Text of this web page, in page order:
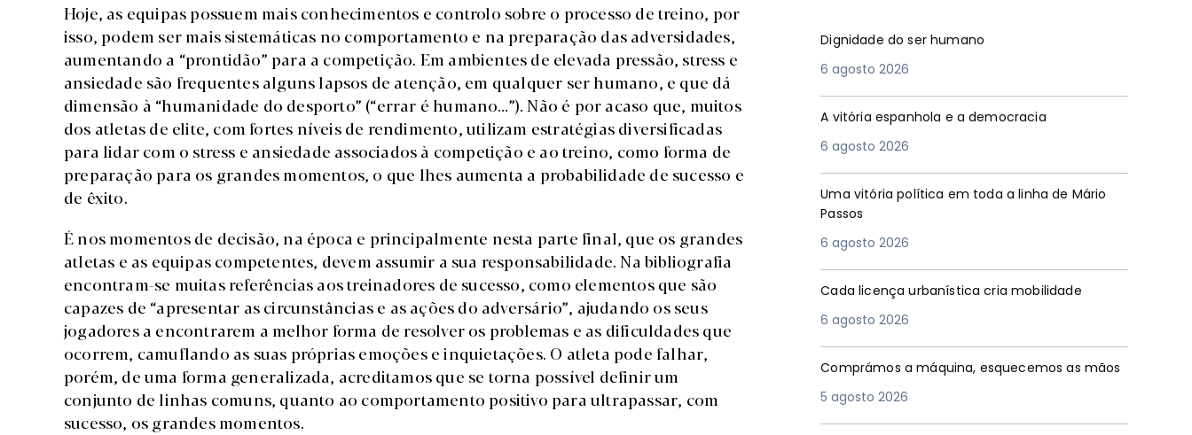
Hoje, as equipas possuem mais conhecimentos e controlo sobre o processo de treino, por
isso, podem ser mais sistemáticas no comportamento e na preparação das adversidades,
aumentando a “prontidão” para a competição. Em ambientes de elevada pressão, stress e
ansiedade são frequentes alguns lapsos de atenção, em qualquer ser humano, e que dá
dimensão à “humanidade do desporto” (“errar é humano…”). Não é por acaso que, muitos
dos atletas de elite, com fortes níveis de rendimento, utilizam estratégias diversificadas
para lidar com o stress e ansiedade associados à competição e ao treino, como forma de
preparação para os grandes momentos, o que lhes aumenta a probabilidade de sucesso e
de êxito.
É nos momentos de decisão, na época e principalmente nesta parte final, que os grandes
atletas e as equipas competentes, devem assumir a sua responsabilidade. Na bibliografia
encontram-se muitas referências aos treinadores de sucesso, como elementos que são
capazes de “apresentar as circunstâncias e as ações do adversário”, ajudando os seus
jogadores a encontrarem a melhor forma de resolver os problemas e as dificuldades que
ocorrem, camuflando as suas próprias emoções e inquietações. O atleta pode falhar,
porém, de uma forma generalizada, acreditamos que se torna possível definir um
conjunto de linhas comuns, quanto ao comportamento positivo para ultrapassar, com
sucesso, os grandes momentos.
Dignidade do ser humano
6 agosto 2026
A vitória espanhola e a democracia
6 agosto 2026
Uma vitória política em toda a linha de Mário
Passos
6 agosto 2026
Cada licença urbanística cria mobilidade
6 agosto 2026
Comprámos a máquina, esquecemos as mãos
5 agosto 2026